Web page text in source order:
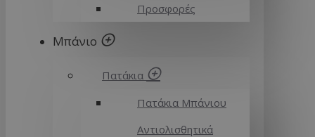
Προσφορές
Μπάνιο
Πατάκια
Πατάκια Μπάνιου
Αντιολισθητικά